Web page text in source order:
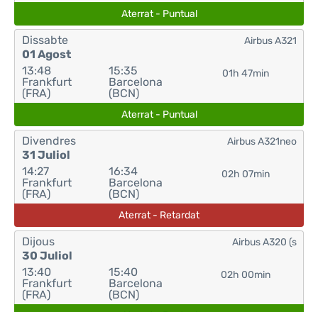
Aterrat - Puntual
Dissabte
01 Agost
13:48
Frankfurt
(FRA)
15:35
Barcelona
(BCN)
01h 47min
Airbus A321
Aterrat - Puntual
Divendres
31 Juliol
14:27
Frankfurt
(FRA)
16:34
Barcelona
(BCN)
02h 07min
Airbus A321neo
Aterrat - Retardat
Dijous
30 Juliol
13:40
Frankfurt
(FRA)
15:40
Barcelona
(BCN)
02h 00min
Airbus A320 (s